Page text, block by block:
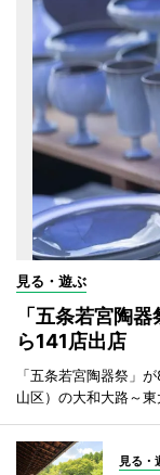
見る・遊ぶ
「五条若宮陶
ら141店出店
「五条若宮陶器祭」
山区）の大和大路～東
見る・